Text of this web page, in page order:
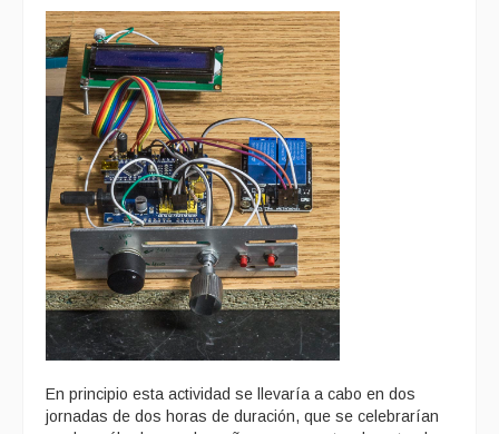
En principio esta actividad se llevaría a cabo en dos
jornadas de dos horas de duración, que se celebrarían